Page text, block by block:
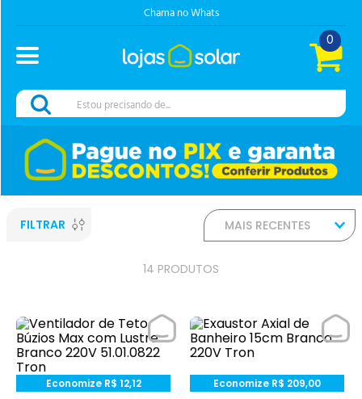
0
Estou precisando de...
FILTRAR MAIS RECENTES
14 PRODUTOS
Economize R$ 12,12 Economize R$ 209,00